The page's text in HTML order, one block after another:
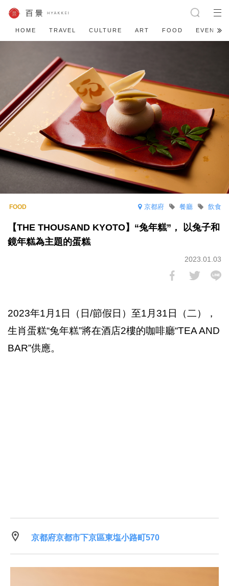
HOME TRAVEL CULTURE ART FOOD EVENT
京都府 飲食
餐廳
【THE THOUSAND KYOTO】“兔年糕”， 以兔子和
鏡年糕為主題的蛋糕
2023.01.03
2023年1月1日（日/節假日）至1月31日（二），
生肖蛋糕“兔年糕”將在酒店2樓的咖啡廳“TEA AND
BAR”供應。
京都府京都市下京區東塩小路町570